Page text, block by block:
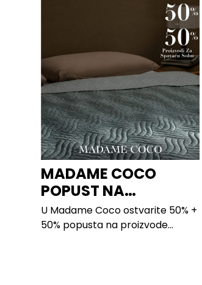
MADAME COCO
POPUST NA
PROIZVODE ZA
SPAVAĆU SOBU
U Madame Coco ostvarite 50% +
50% popusta na proizvode...